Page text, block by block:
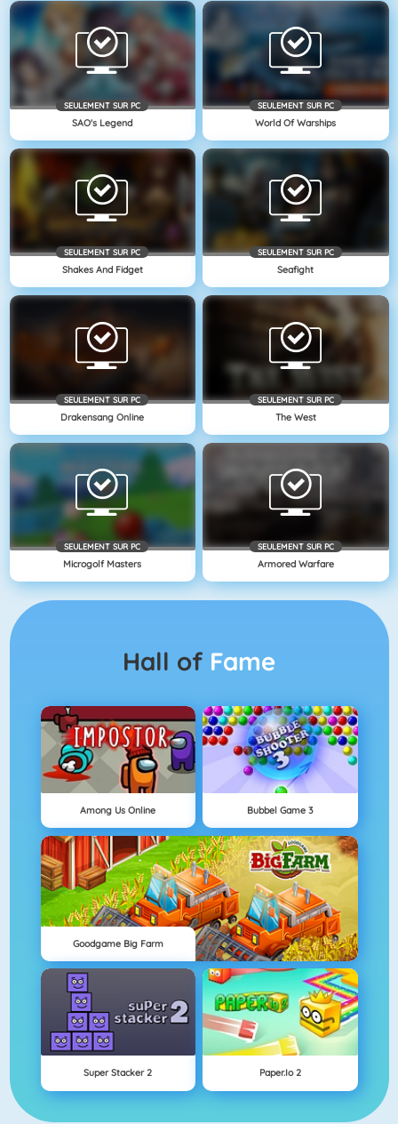
SEULEMENT SUR PC
SAO's Legend
SEULEMENT SUR PC
World Of Warships
SEULEMENT SUR PC
Shakes And Fidget
SEULEMENT SUR PC
Seafight
SEULEMENT SUR PC
Drakensang Online
SEULEMENT SUR PC
The West
SEULEMENT SUR PC
Microgolf Masters
SEULEMENT SUR PC
Armored Warfare
Hall of Fame
Among Us Online Bubbel Game 3
Goodgame Big Farm
Super Stacker 2 Paper.io 2